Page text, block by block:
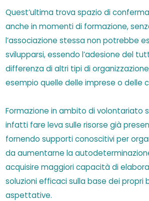
Quest’ultima trova spazio di
anche in momenti di formazione,
l’associazione stessa non potrebbe
svilupparsi, essendo l’adesione del
differenza di altri tipi di
esempio quelle delle imprese o delle
Formazione in ambito di volontariato
infatti fare leva sulle risorse già
fornendo supporti conoscitivi per
da aumentarne la
acquisire maggiori capacità di
soluzioni efficaci sulla base dei propri
aspettative.